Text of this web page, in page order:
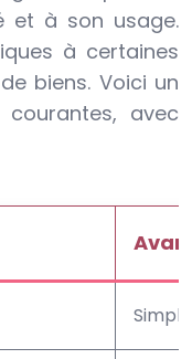
et à son usage.
à certaines
biens. Voici un
avec